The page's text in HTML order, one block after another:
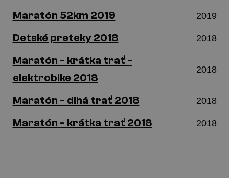
Maratón 52km 2019 2019
Detské preteky 2018 2018
Maratón - krátka trať -
elektrobike 2018
2018
Maratón - dlhá trať 2018 2018
Maratón - krátka trať 2018 2018